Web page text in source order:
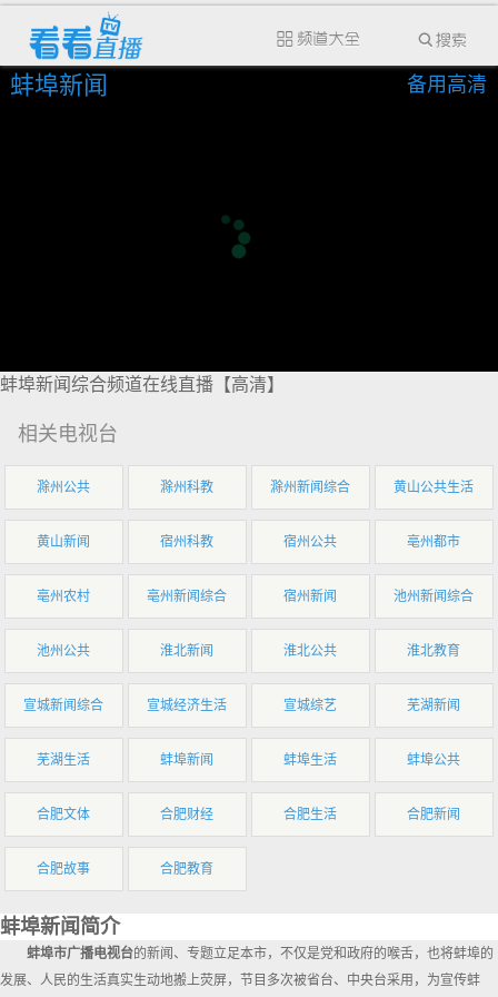
蚌埠新闻 备用高清
蚌埠新闻综合频道在线直播【高清】
相关电视台
滁州公共 滁州科教 滁州新闻综合 黄山公共生活
黄山新闻 宿州科教 宿州公共 亳州都市
亳州农村 亳州新闻综合 宿州新闻 池州新闻综合
池州公共 淮北新闻 淮北公共 淮北教育
宣城新闻综合 宣城经济生活 宣城综艺 芜湖新闻
芜湖生活 蚌埠新闻 蚌埠生活 蚌埠公共
合肥文体 合肥财经 合肥生活 合肥新闻
合肥故事 合肥教育
蚌埠新闻简介
蚌埠市广播电视台的新闻、专题立足本市，不仅是党和政府的喉舌，也将蚌埠的
发展、人民的生活真实生动地搬上荧屏，节目多次被省台、中央台采用，为宣传蚌